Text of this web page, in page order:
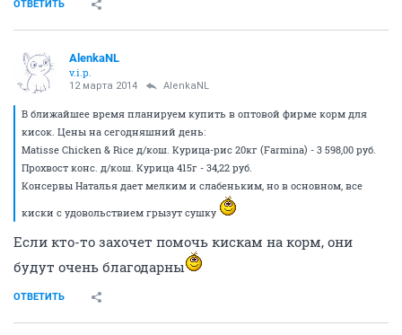
древесного наполнителя для кошек. После его
покупки в темке останется около 725,00.
В ближайшее время планируем купить в оптовой
фирме корм для кисок. Цены на сегодняшний день:
(Farmina) - 3 598,00 руб.
Прохвост конс. д/кош. Курица 415г - 34,22 руб.
Консервы Наталья дает мелким и слабеньким, но в
основном, все киски с удовольствием грызут сушку
Если кто-то захочет помочь кискам на корм, они
будут очень благодарны